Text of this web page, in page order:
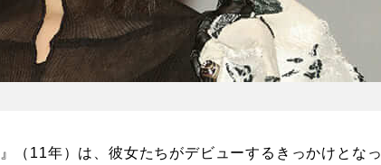
（11年）は、彼女たちがデビューするきっかけとなっ